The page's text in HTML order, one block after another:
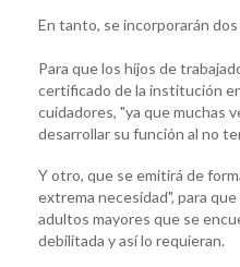
En tanto, se incorporarán
Para que los hijos de
certificado de la institución
cuidadores, "ya que muchas
desarrollar su función al no
Y otro, que se emitirá de
extrema necesidad", para
adultos mayores que se
debilitada y así lo requieran.